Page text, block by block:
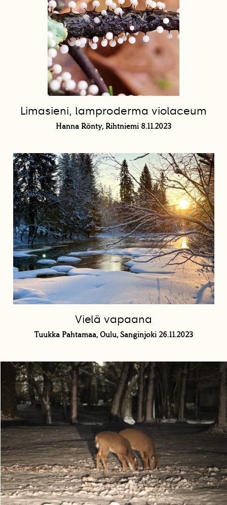
Limasieni, lamproderma violaceum
Hanna Rönty, Rihtniemi 8.11.2023
Vielä vapaana
Tuukka Pahtamaa, Oulu, Sanginjoki 26.11.2023